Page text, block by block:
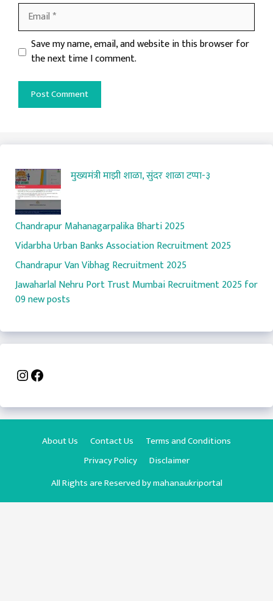
Email
Website
Save my name, email, and website in this browser for
the next time I comment.
मुख्यमंत्री माझी शाळा, सुंदर शाळा टप्पा-३
Chandrapur Mahanagarpalika Bharti 2025
Vidarbha Urban Banks Association Recruitment 2025
Chandrapur Van Vibhag Recruitment 2025
Jawaharlal Nehru Port Trust Mumbai Recruitment 2025 for
09 new posts
Instagram
Facebook
About Us Contact Us
Terms and Conditions
Privacy Policy
Disclaimer
All Rights are Reserved bymahanaukriportal